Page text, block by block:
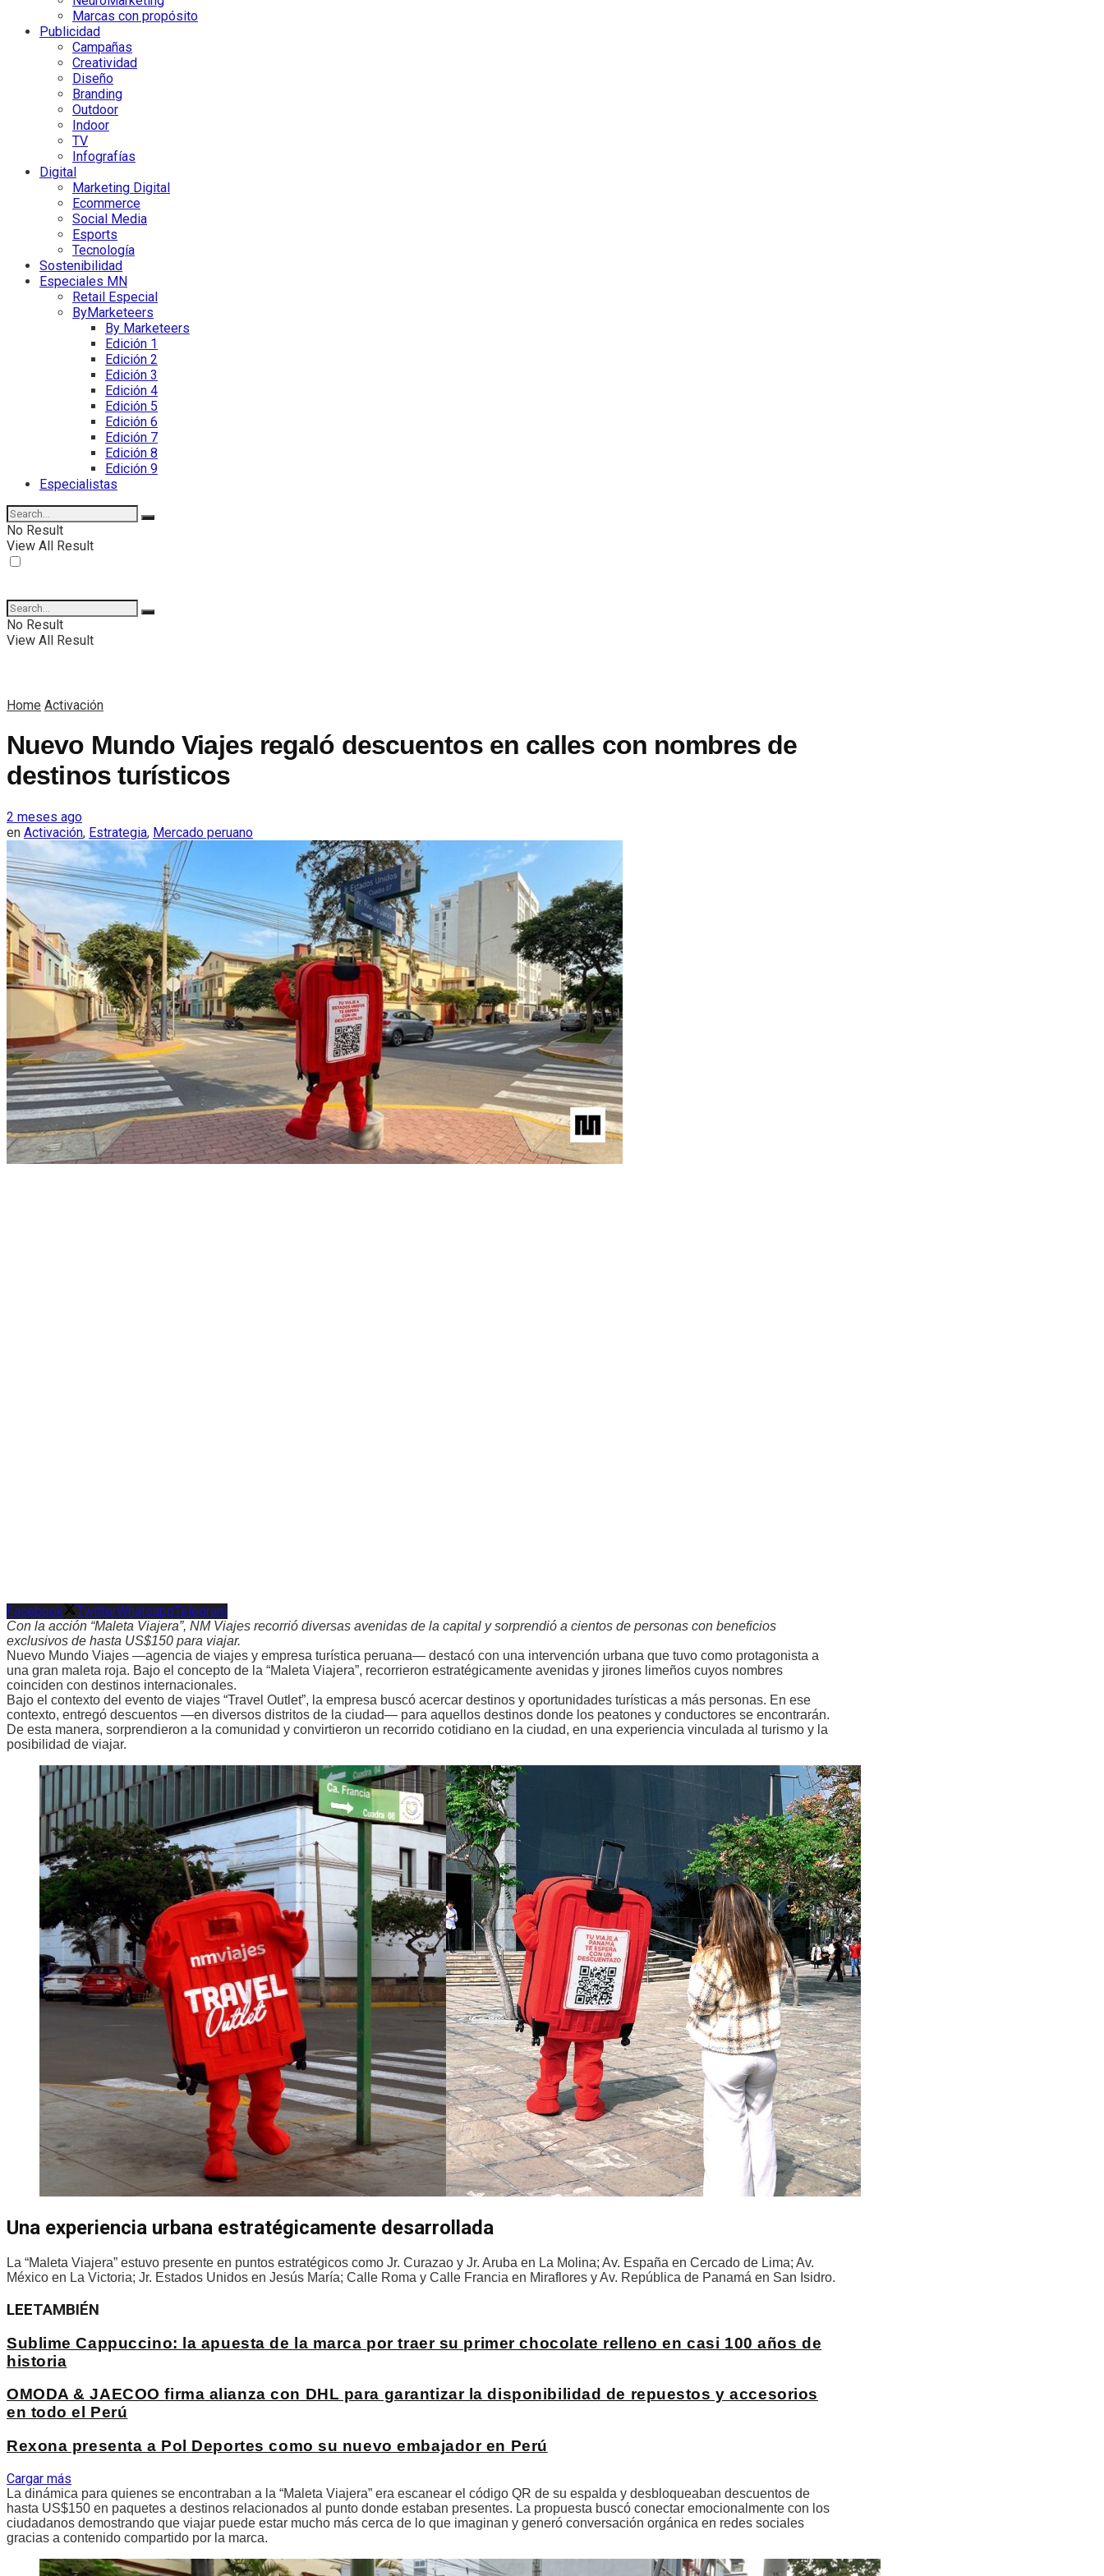
Marcas con propósito
Publicidad
Campañas
Creatividad
Diseño
Branding
Outdoor
Indoor
TV
Infografías
Digital
Marketing Digital
Ecommerce
Social Media
Esports
Tecnología
Sostenibilidad
Especiales MN
Retail Especial
ByMarketeers
By Marketeers
Edición 1
Edición 2
Edición 3
Edición 4
Edición 5
Edición 6
Edición 7
Edición 8
Edición 9
Especialistas
No Result
View All Result
No Result
View All Result
Home Activación
Nuevo Mundo Viajes regaló descuentos en calles con nombres de
destinos turísticos
2 meses ago
en Activación, Estrategia, Mercado peruano
Facebook TwitterWhatsappTelegram
Con la acción “Maleta Viajera”, NM Viajes recorrió diversas avenidas de la capital y sorprendió a cientos de personas con beneficios
exclusivos de hasta US$150 para viajar.
Nuevo Mundo Viajes —agencia de viajes y empresa turística peruana— destacó con una intervención urbana que tuvo como protagonista a
una gran maleta roja. Bajo el concepto de la “Maleta Viajera”, recorrieron estratégicamente avenidas y jirones limeños cuyos nombres
coinciden con destinos internacionales.
Bajo el contexto del evento de viajes “Travel Outlet”, la empresa buscó acercar destinos y oportunidades turísticas a más personas. En ese
contexto, entregó descuentos —en diversos distritos de la ciudad— para aquellos destinos donde los peatones y conductores se encontrarán.
De esta manera, sorprendieron a la comunidad y convirtieron un recorrido cotidiano en la ciudad, en una experiencia vinculada al turismo y la
posibilidad de viajar.
Una experiencia urbana estratégicamente desarrollada
La “Maleta Viajera” estuvo presente en puntos estratégicos como Jr. Curazao y Jr. Aruba en La Molina; Av. España en Cercado de Lima; Av.
México en La Victoria; Jr. Estados Unidos en Jesús María; Calle Roma y Calle Francia en Miraflores y Av. República de Panamá en San Isidro.
LEETAMBIÉN
Sublime Cappuccino: la apuesta de la marca por traer su primer chocolate relleno en casi 100 años de
historia
OMODA & JAECOO firma alianza con DHL para garantizar la disponibilidad de repuestos y accesorios
en todo el Perú
Rexona presenta a Pol Deportes como su nuevo embajador en Perú
Cargar más
La dinámica para quienes se encontraban a la “Maleta Viajera” era escanear el código QR de su espalda y desbloqueaban descuentos de
hasta US$150 en paquetes a destinos relacionados al punto donde estaban presentes. La propuesta buscó conectar emocionalmente con los
ciudadanos demostrando que viajar puede estar mucho más cerca de lo que imaginan y generó conversación orgánica en redes sociales
gracias a contenido compartido por la marca.